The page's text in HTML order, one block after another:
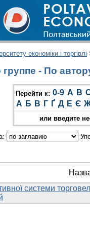
економіки і торгівлі
группе - По
Перейти к: 0-9 A B
А Б В Г Ґ Д Е Є
или введите
системи